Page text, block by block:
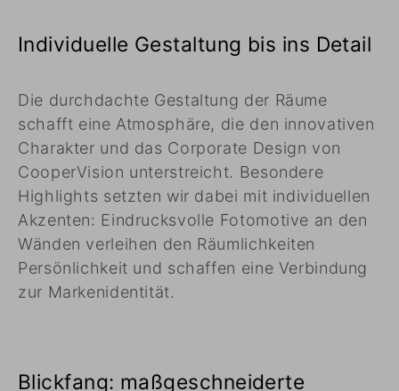
Individuelle Gestaltung bis ins Detail
Die durchdachte Gestaltung der Räume
schafft eine Atmosphäre, die den innovativen
Charakter und das Corporate Design von
CooperVision unterstreicht. Besondere
Highlights setzten wir dabei mit individuellen
Akzenten: Eindrucksvolle Fotomotive an den
Wänden verleihen den Räumlichkeiten
Persönlichkeit und schaffen eine Verbindung
zur Markenidentität.
Blickfang: maßgeschneiderte